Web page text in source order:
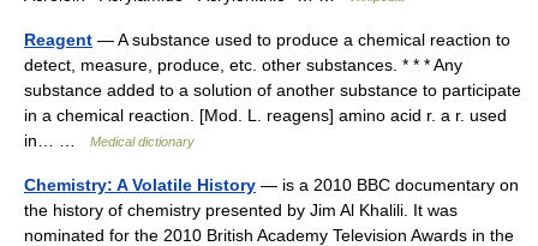
Reagent — A substance used to produce a chemical reaction to
detect, measure, produce, etc. other substances. * * * Any
substance added to a solution of another substance to participate
in a chemical reaction. [Mod. L. reagens] amino acid r. a r. used
in… …
Medical dictionary
Chemistry: A Volatile History — is a 2010 BBC documentary on
the history of chemistry presented by Jim Al Khalili. It was
nominated for the 2010 British Academy Television Awards in the